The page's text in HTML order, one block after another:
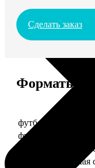
Сделать заказ
Форматы и
футболка женская
футболка женская
футболка женская
футболка женская